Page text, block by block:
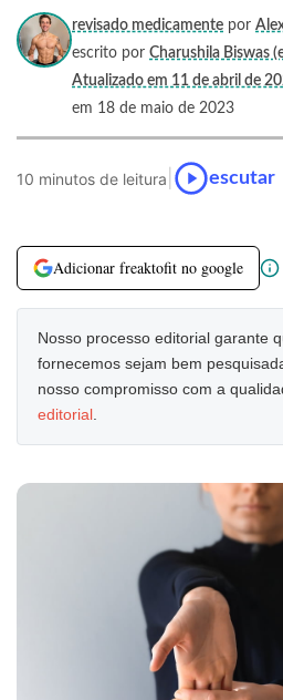
revisado medicamente por
escrito por Charushila Biswas
Atualizado em 11 de abril de
em 18 de maio de 2023
10 minutos de leitura escutar
Adicionar freaktofit no google
Nosso processo editorial garante
fornecemos sejam bem
nosso compromisso com a
editorial